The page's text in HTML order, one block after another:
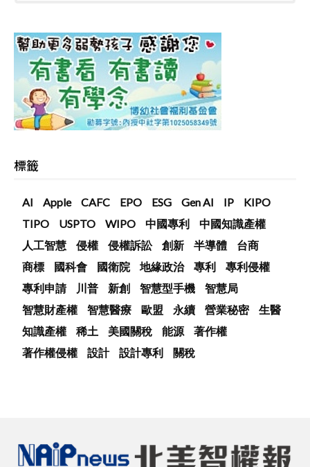
標籤
AI Apple CAFC EPO ESG Gen AI IP
KIPO
TIPO
USPTO WIPO 中國專利
中國知識產權
人工智慧
侵權 侵權訴訟 創新 半導體
台商
商標
國科會 國衛院 地緣政治 專利
專利侵權
專利申請
川普 新創 智慧型手機
智慧局
智慧財產權
智慧醫療 歐盟 永續 營業秘密
生醫
知識產權
稀土 美國關稅 能源
著作權
著作權侵權
設計 設計專利 關稅